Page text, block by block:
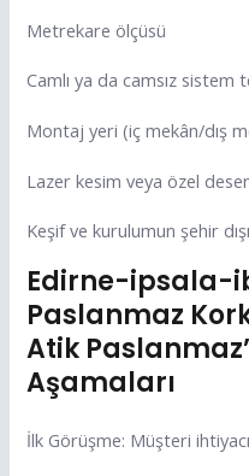
Metrekare ölçüsü
Camlı ya da camsız sistem
Montaj yeri (iç mekân/dış
Lazer kesim veya özel
Keşif ve kurulumun şehir
Edirne-ipsala-
Paslanmaz
Atik
Aşamaları
İlk Görüşme: Müşteri